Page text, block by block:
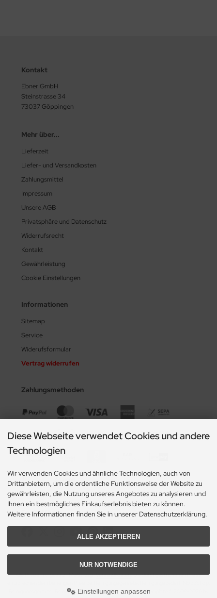
Kontakt
Ebner GmbH
Steinstrasse 34
73037 Göppingen
Mehr über...
Lieferzeit
Liefer- und Versandkosten
Zahlungsmittel
Impressum
Unsere AGB
Privatsphäre und Datenschutz
Widerrufsrecht
Kontakt
Gewährleistung
Cookie Einstellungen
Informationen
Sitemap
Service
Widerufsformular
Vertrag widerrufen
Zahlungsmethoden
Social Media
Alle Preise inkl. gesetzl. MwSt. zzgl.Versandkosten. Die durchgestrichenen Preise
Reinigungsgeraete, Reinigungsbedarf, MoppShop © 2026 | Template © 2009-2026 by
Diese Webseite verwendet Cookies und andere
Technologien
Wir verwenden Cookies und ähnliche Technologien, auch von
Drittanbietern, um die ordentliche Funktionsweise der Website zu
gewährleisten, die Nutzung unseres Angebotes zu analysieren und
Ihnen ein bestmögliches Einkaufserlebnis bieten zu können.
Weitere Informationen finden Sie in unserer Datenschutzerklärung.
ALLE AKZEPTIEREN
NUR NOTWENDIGE
Einstellungen anpassen